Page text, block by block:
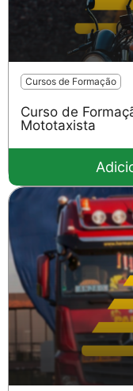
Cursos de Formação
Curso de
Mototaxista